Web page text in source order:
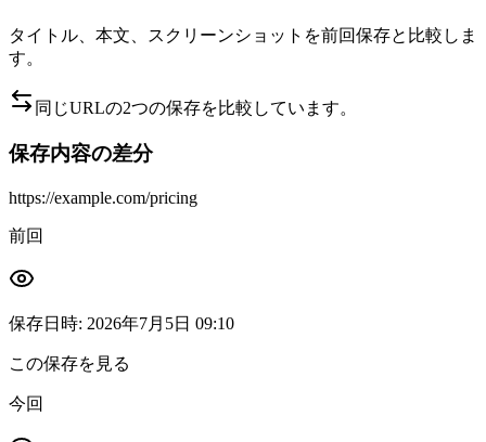
タイトル、本文、スクリーンショットを前回保存と比較しま
す。
同じURLの2つの保存を比較しています。
保存内容の差分
https://example.com/pricing
前回
保存日時: 2026年7月5日 09:10
この保存を見る
今回